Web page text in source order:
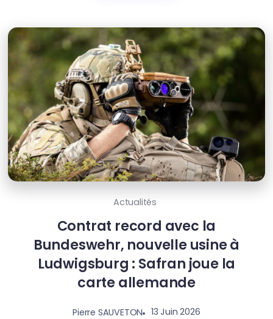
Actualités
Contrat record avec la
Bundeswehr, nouvelle usine à
Ludwigsburg : Safran joue la
carte allemande
Pierre SAUVETON 13 Juin 2026